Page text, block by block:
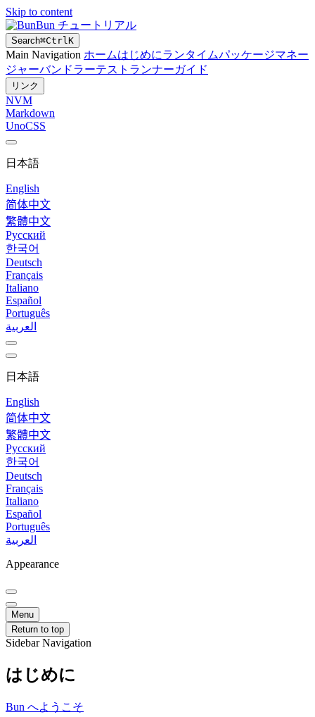
Skip to content
Bun チュートリアル
Search⌘CtrlK
Main Navigation ホームはじめにランタイムパッケージマネー
ジャーバンドラーテストランナーガイド
リンク
NVM
Markdown
UnoCSS
日本語
English
简体中文
繁體中文
Русский
한국어
Deutsch
Français
Italiano
Español
Português
العربية
日本語
English
简体中文
繁體中文
Русский
한국어
Deutsch
Français
Italiano
Español
Português
العربية
Appearance
Menu
Return to top
Sidebar Navigation
はじめに
Bun へようこそ